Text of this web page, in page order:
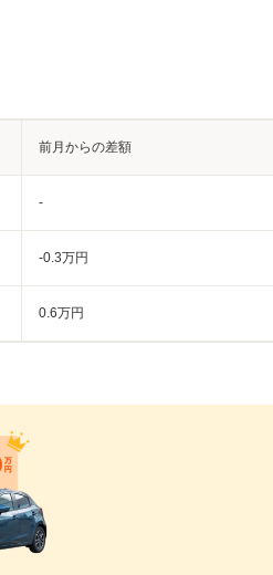
前月からの差額
-
-0.3万円
0.6万円